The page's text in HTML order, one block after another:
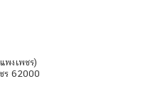
งเพชร)
ร 62000